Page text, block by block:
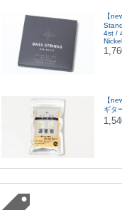
【
4st /
【
ギタ